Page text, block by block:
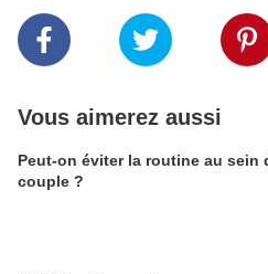
Vous aimerez aussi
Peut-on éviter la routine au sein
couple ?